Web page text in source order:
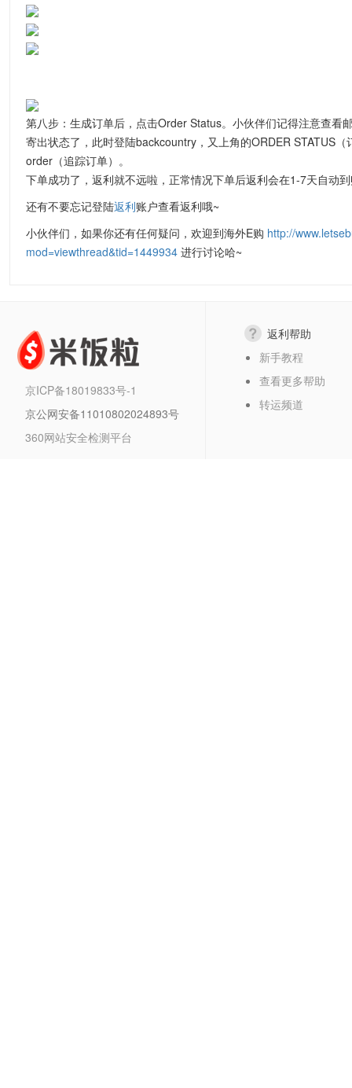
第八步：生成订单后，点击Order Status。小伙伴们记得注意查看
寄出状态了，此时登陆backcountry，又上角的ORDER STATUS
order（追踪订单）。
下单成功了，返利就不远啦，正常情况下单后返利会在1-7天自动
还有不要忘记登陆返利账户查看返利哦~
小伙伴们，如果你还有任何疑问，欢迎到海外E购 http://
mod=viewthread&tid=1449934 进行讨论哈~
京ICP备18019833号-1
京公网安备11010802024893号
360网站安全检测平台
返利帮助
新手教程
查看更多帮助
转运频道